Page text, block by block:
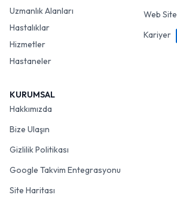
Uzmanlık Alanları
Hastalıklar
Hizmetler
Hastaneler
Web
Kariyer
KURUMSAL
Hakkımızda
Bize Ulaşın
Gizlilik Politikası
Google Takvim Entegrasyonu
Site Haritası